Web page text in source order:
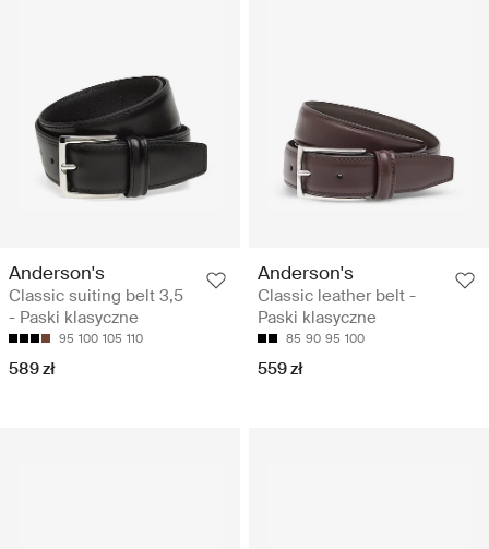
Anderson's
Classic suiting belt 3,5
- Paski klasyczne
95 100 105 110
589 zł
Anderson's
Classic leather belt -
Paski klasyczne
85 90 95 100
559 zł